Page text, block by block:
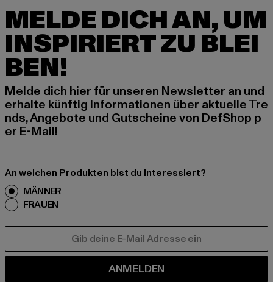
MELDE DICH AN, UM
INSPIRIERT ZU BLEI
BEN!
Melde dich hier für unseren Newsletter an und
erhalte künftig Informationen über aktuelle Tre
nds, Angebote und Gutscheine von DefShop p
er E-Mail!
An welchen Produkten bist du interessiert?
MÄNNER
FRAUEN
ANMELDEN